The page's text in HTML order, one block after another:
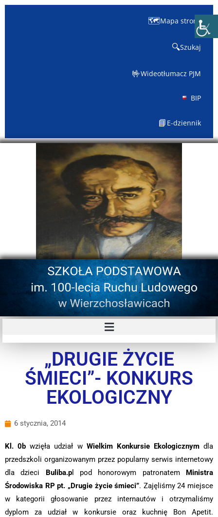
🗺️Mapa strony
🔍Szukaj
🤟Wideotłumacz PJM
BIP
📘 E-dziennik
„DRUGIE ŻYCIE
ŚMIECI”- KONKURS
EKOLOGICZNY
6 stycznia, 2014
Kl. 0b wzięła udział w Wielkim Konkursie Ekologicznymdla
przedszkoli organizowanym przez popularny serwis internetowy
dla dzieci Buliba.pl pod honorowym patronatem Ministra
Środowiska RP pt. „Drugie życie śmieci”. Zajęliśmy 24 miejsce
w kategorii głosowanie przez internautów i otrzymaliśmy
dyplom za udział w konkursie oraz kuchnię Bon Apetit.